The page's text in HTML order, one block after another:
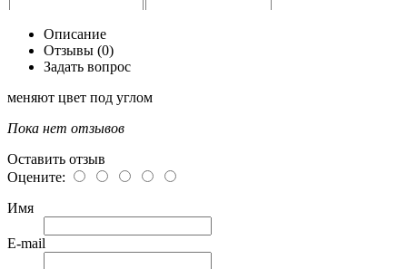
Описание
Отзывы (0)
Задать вопрос
меняют цвет под углом
Пока нет отзывов
Оставить отзыв
Оцените:
Имя
E-mail